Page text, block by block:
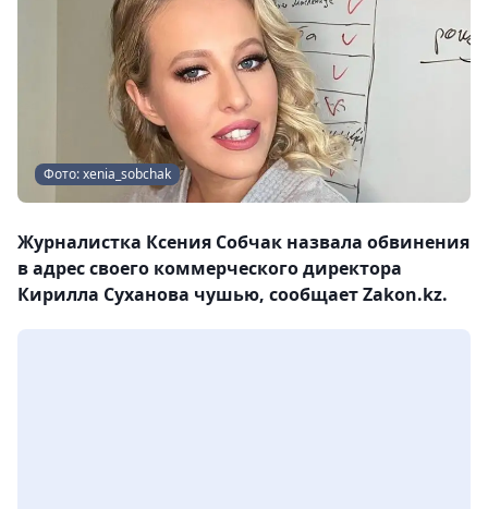
Фото: xenia_sobchak
Журналистка Ксения Собчак назвала обвинения
в адрес своего коммерческого директора
Кирилла Суханова чушью, сообщает Zakon.kz.